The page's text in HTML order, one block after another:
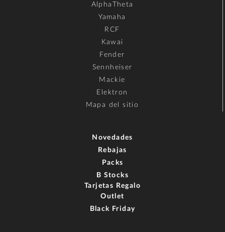
AlphaTheta
Yamaha
RCF
Kawai
Fender
Sennheiser
Mackie
Elektron
Mapa del sitio
Novedades
Rebajas
Packs
B Stocks
Tarjetas Regalo
Outlet
Black Friday